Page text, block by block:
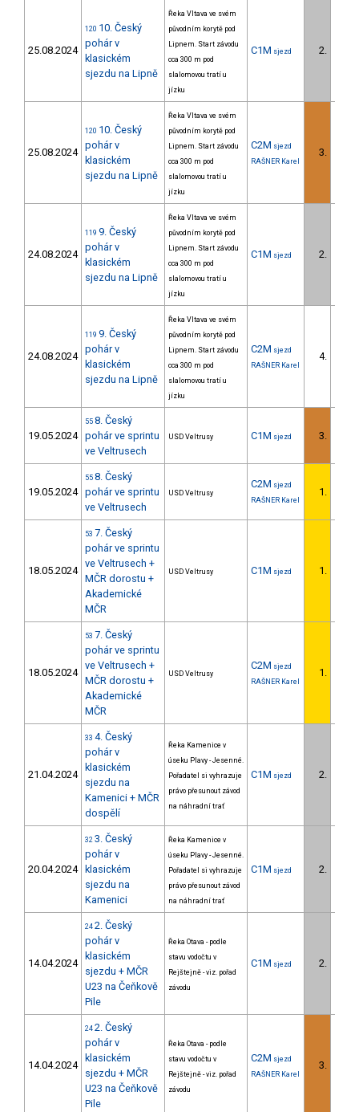
25.08.2024
120 10. Český
pohár v
klasickém
sjezdu na Lipně
Řeka Vltava ve svém
původním korytě pod
Lipnem. Start závodu
cca 300 m pod
slalomovou tratí u
jízku
C1M sjezd 2.
25.08.2024
120 10. Český
pohár v
klasickém
sjezdu na Lipně
Řeka Vltava ve svém
původním korytě pod
Lipnem. Start závodu
cca 300 m pod
slalomovou tratí u
jízku
C2M sjezd
RAŠNER Karel
3.
24.08.2024
119 9. Český
pohár v
klasickém
sjezdu na Lipně
Řeka Vltava ve svém
původním korytě pod
Lipnem. Start závodu
cca 300 m pod
slalomovou tratí u
jízku
C1M sjezd 2.
24.08.2024
119 9. Český
pohár v
klasickém
sjezdu na Lipně
Řeka Vltava ve svém
původním korytě pod
Lipnem. Start závodu
cca 300 m pod
slalomovou tratí u
jízku
C2M sjezd
RAŠNER Karel
4.
19.05.2024
55 8. Český
pohár ve sprintu
ve Veltrusech
USD Veltrusy C1M sjezd 3.
19.05.2024
55 8. Český
pohár ve sprintu
ve Veltrusech
USD Veltrusy
C2M sjezd
RAŠNER Karel
1.
18.05.2024
53 7. Český
pohár ve sprintu
ve Veltrusech +
MČR dorostu +
Akademické
MČR
USD Veltrusy C1M sjezd 1.
18.05.2024
53 7. Český
pohár ve sprintu
ve Veltrusech +
MČR dorostu +
Akademické
MČR
USD Veltrusy
C2M sjezd
RAŠNER Karel
1.
21.04.2024
33 4. Český
pohár v
klasickém
sjezdu na
Kamenici + MČR
dospělí
Řeka Kamenice v
úseku Plavy - Jesenné.
Pořadatel si vyhrazuje
právo přesunout závod
na náhradní trať
C1M sjezd 2.
20.04.2024
32 3. Český
pohár v
klasickém
sjezdu na
Kamenici
Řeka Kamenice v
úseku Plavy - Jesenné.
Pořadatel si vyhrazuje
právo přesunout závod
na náhradní trať
C1M sjezd 2.
14.04.2024
24 2. Český
pohár v
klasickém
sjezdu + MČR
U23 na Čeňkově
Pile
Řeka Otava - podle
stavu vodočtu v
Rejštejně - viz. pořad
závodu
C1M sjezd 2.
14.04.2024
24 2. Český
pohár v
klasickém
sjezdu + MČR
U23 na Čeňkově
Pile
Řeka Otava - podle
stavu vodočtu v
Rejštejně - viz. pořad
závodu
C2M sjezd
RAŠNER Karel
3.